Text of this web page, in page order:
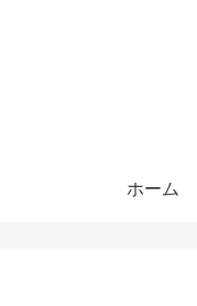
ホーム